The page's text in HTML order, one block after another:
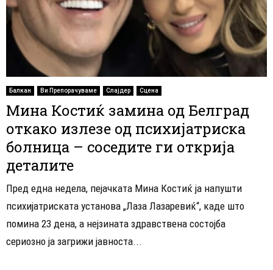
Балкан Ви Препорачуваме Слајдер Сцена
Мина Костиќ замина од Белград
откако излезе од психијатриска
болница – соседите ги открија
деталите
Пред една недела, пејачката Мина Костиќ ја напушти
психијатриската установа „Лаза Лазаревиќ“, каде што
помина 23 дена, а нејзината здравствена состојба
сериозно ја загрижи јавноста...